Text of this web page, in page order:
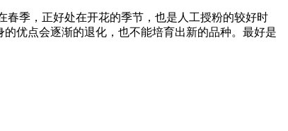
季，正好处在开花的季节，也是人工授粉的较好时
优点会逐渐的退化，也不能培育出新的品种。最好是